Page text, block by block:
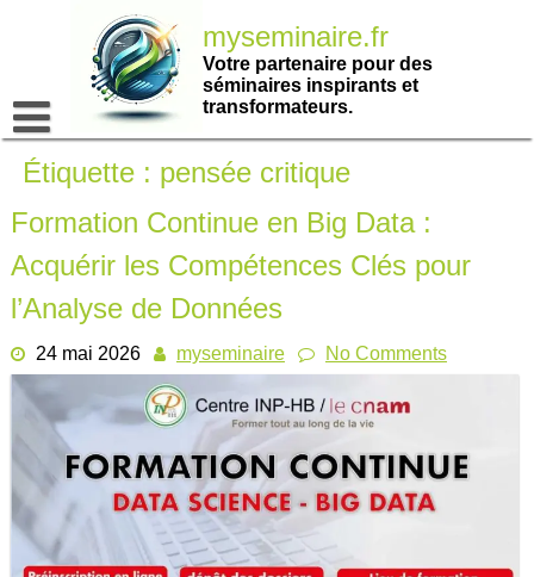
myseminaire.fr
Votre partenaire pour des
séminaires inspirants et
transformateurs.
Étiquette : pensée critique
Formation Continue en Big Data :
Acquérir les Compétences Clés pour
l’Analyse de Données
24 mai 2026 myseminaire No Comments